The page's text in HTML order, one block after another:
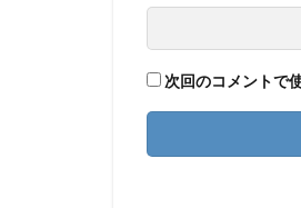
次回のコメントで